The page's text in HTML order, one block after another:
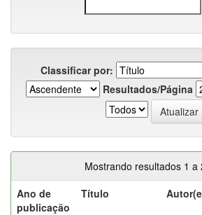
Classificar por:
Resultados/Página
Mostrando resultados 1 a
Ano de
publicação
Título